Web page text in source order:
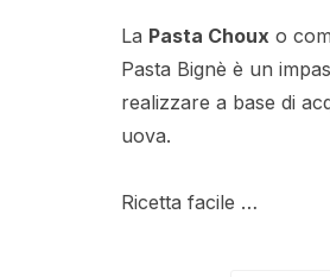
La Pasta Choux o
Pasta Bignè è un
realizzare a base di
uova.
Ricetta facile …